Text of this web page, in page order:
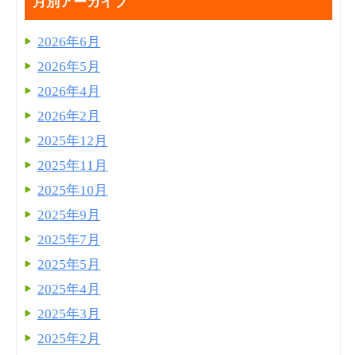
2026年6月
2026年5月
2026年4月
2026年2月
2025年12月
2025年11月
2025年10月
2025年9月
2025年7月
2025年5月
2025年4月
2025年3月
2025年2月